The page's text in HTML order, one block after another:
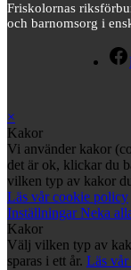
Friskolornas
och barnomsorg i
×
Kakor
Vi använder kakor
det är ok, klickar du
vilken typ av kakor
Läs vår cookie policy
InställningarNeka
Kakor
Välj vilken typ av
sparas i ett år. Läs